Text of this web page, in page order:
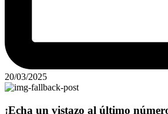
20/03/2025
¡Echa un vistazo al último